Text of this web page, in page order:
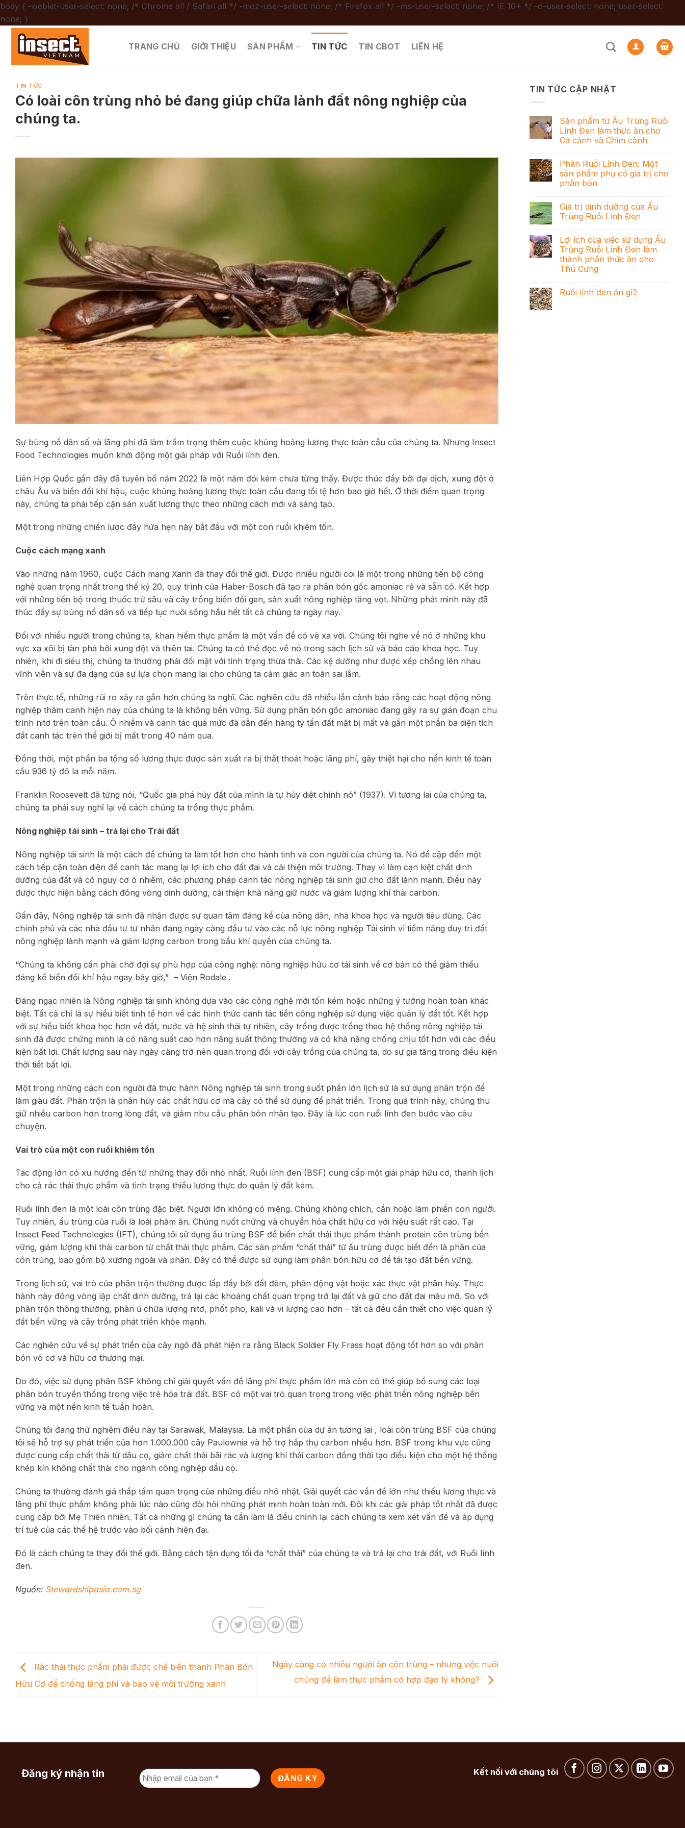
body { -webkit-user-select: none; /* Chrome all / Safari all */ -moz-user-select: none; /* Firefox all */ -ms-user-select: none; /* IE 10+ */ -o-user-select: none; user-select:
none; }
đến
nội
dung
TRANG CHỦ GIỚI THIỆU SẢN PHẨM TIN TỨC TIN CBOT LIÊN HỆ
TIN TỨC
Có loài côn trùng nhỏ bé đang giúp chữa lành đất nông nghiệp của
chúng ta.
Sự bùng nổ dân số và lãng phí đã làm trầm trọng thêm cuộc khủng hoảng lương thực toàn cầu của chúng ta. Nhưng Insect
Food Technologies muốn khởi động một giải pháp với Ruồi lính đen.
Liên Hợp Quốc gần đây đã tuyên bố năm 2022 là một năm đói kém chưa từng thấy. Được thúc đẩy bởi đại dịch, xung đột ở
châu Âu và biến đổi khí hậu, cuộc khủng hoảng lương thực toàn cầu đang tồi tệ hơn bao giờ hết. Ở thời điểm quan trọng
này, chúng ta phải tiếp cận sản xuất lương thực theo những cách mới và sáng tạo.
Một trong những chiến lược đầy hứa hẹn này bắt đầu với một con ruồi khiêm tốn.
Cuộc cách mạng xanh
Vào những năm 1960, cuộc Cách mạng Xanh đã thay đổi thế giới. Được nhiều người coi là một trong những tiến bộ công
nghệ quan trọng nhất trong thế kỷ 20, quy trình của Haber-Bosch đã tạo ra phân bón gốc amoniac rẻ và sẵn có. Kết hợp
với những tiến bộ trong thuốc trừ sâu và cây trồng biến đổi gen, sản xuất nông nghiệp tăng vọt. Những phát minh này đã
thúc đẩy sự bùng nổ dân số và tiếp tục nuôi sống hầu hết tất cả chúng ta ngày nay.
Đối với nhiều người trong chúng ta, khan hiếm thực phẩm là một vấn đề có vẻ xa vời. Chúng tôi nghe về nó ở những khu
vực xa xôi bị tàn phá bởi xung đột và thiên tai. Chúng ta có thể đọc về nó trong sách lịch sử và báo cáo khoa học. Tuy
nhiên, khi đi siêu thị, chúng ta thường phải đối mặt với tình trạng thừa thãi. Các kệ dường như được xếp chồng lên nhau
vĩnh viễn và sự đa dạng của sự lựa chọn mang lại cho chúng ta cảm giác an toàn sai lầm.
Trên thực tế, những rủi ro xảy ra gần hơn chúng ta nghĩ. Các nghiên cứu đã nhiều lần cảnh báo rằng các hoạt động nông
nghiệp thâm canh hiện nay của chúng ta là không bền vững. Sử dụng phân bón gốc amoniac đang gây ra sự gián đoạn chu
trình nitơ trên toàn cầu. Ô nhiễm và canh tác quá mức đã dẫn đến hàng tỷ tấn đất mặt bị mất và gần một phần ba diện tích
đất canh tác trên thế giới bị mất trong 40 năm qua.
Đồng thời, một phần ba tổng số lương thực được sản xuất ra bị thất thoát hoặc lãng phí, gây thiệt hại cho nền kinh tế toàn
cầu 936 tỷ đô la mỗi năm.
Franklin Roosevelt đã từng nói, “Quốc gia phá hủy đất của mình là tự hủy diệt chính nó” (1937). Vì tương lai của chúng ta,
chúng ta phải suy nghĩ lại về cách chúng ta trồng thực phẩm.
Nông nghiệp tái sinh – trả lại cho Trái đất
Nông nghiệp tái sinh là một cách để chúng ta làm tốt hơn cho hành tinh và con người của chúng ta. Nó đề cập đến một
cách tiếp cận toàn diện để canh tác mang lại lợi ích cho đất đai và cải thiện môi trường. Thay vì làm cạn kiệt chất dinh
dưỡng của đất và có nguy cơ ô nhiễm, các phương pháp canh tác nông nghiệp tái sinh giữ cho đất lành mạnh. Điều này
được thực hiện bằng cách đóng vòng dinh dưỡng, cải thiện khả năng giữ nước và giảm lượng khí thải carbon.
Gần đây, Nông nghiệp tái sinh đã nhận được sự quan tâm đáng kể của nông dân, nhà khoa học và người tiêu dùng. Các
chính phủ và các nhà đầu tư tư nhân đang ngày càng đầu tư vào các nỗ lực nông nghiệp Tái sinh vì tiềm năng duy trì đất
nông nghiệp lành mạnh và giảm lượng carbon trong bầu khí quyển của chúng ta.
“Chúng ta không cần phải chờ đợi sự phù hợp của công nghệ: nông nghiệp hữu cơ tái sinh về cơ bản có thể giảm thiểu
đáng kể biến đổi khí hậu ngay bây giờ,” – Viện Rodale .
Đáng ngạc nhiên là Nông nghiệp tái sinh không dựa vào các công nghệ mới tốn kém hoặc những ý tưởng hoàn toàn khác
biệt. Tất cả chỉ là sự hiểu biết tinh tế hơn về các hình thức canh tác tiền công nghiệp sử dụng việc quản lý đất tốt. Kết hợp
với sự hiểu biết khoa học hơn về đất, nước và hệ sinh thái tự nhiên, cây trồng được trồng theo hệ thống nông nghiệp tái
sinh đã được chứng minh là có năng suất cao hơn năng suất thông thường và có khả năng chống chịu tốt hơn với các điều
kiện bất lợi. Chất lượng sau này ngày càng trở nên quan trọng đối với cây trồng của chúng ta, do sự gia tăng trong điều kiện
thời tiết bất lợi.
Một trong những cách con người đã thực hành Nông nghiệp tái sinh trong suốt phần lớn lịch sử là sử dụng phân trộn để
làm giàu đất. Phân trộn là phân hủy các chất hữu cơ mà cây có thể sử dụng để phát triển. Trong quá trình này, chúng thu
giữ nhiều carbon hơn trong lòng đất, và giảm nhu cầu phân bón nhân tạo. Đây là lúc con ruồi lính đen bước vào câu
chuyện.
Vai trò của một con ruồi khiêm tốn
Tác động lớn có xu hướng đến từ những thay đổi nhỏ nhất. Ruồi lính đen (BSF) cung cấp một giải pháp hữu cơ, thanh lịch
cho cả rác thải thực phẩm và tình trạng thiếu lương thực do quản lý đất kém.
Ruồi lính đen là một loài côn trùng đặc biệt. Người lớn không có miệng. Chúng không chích, cắn hoặc làm phiền con người.
Tuy nhiên, ấu trùng của ruồi là loài phàm ăn. Chúng nuốt chửng và chuyển hóa chất hữu cơ với hiệu suất rất cao. Tại
Insect Feed Technologies (IFT), chúng tôi sử dụng ấu trùng BSF để biến chất thải thực phẩm thành protein côn trùng bền
vững, giảm lượng khí thải carbon từ chất thải thực phẩm. Các sản phẩm “chất thải” từ ấu trùng được biết đến là phân của
côn trùng, bao gồm bộ xương ngoài và phân. Đây có thể được sử dụng làm phân bón hữu cơ để tái tạo đất bền vững.
Trong lịch sử, vai trò của phân trộn thường được lấp đầy bởi đất đêm, phân động vật hoặc xác thực vật phân hủy. Thực
hành này đóng vòng lặp chất dinh dưỡng, trả lại các khoáng chất quan trọng trở lại đất và giữ cho đất đai màu mỡ. So với
phân trộn thông thường, phân ủ chứa lượng nitơ, phốt pho, kali và vi lượng cao hơn – tất cả đều cần thiết cho việc quản lý
đất bền vững và cây trồng phát triển khỏe mạnh.
Các nghiên cứu về sự phát triển của cây ngô đã phát hiện ra rằng Black Soldier Fly Frass hoạt động tốt hơn so với phân
bón vô cơ và hữu cơ thương mại.
Do đó, việc sử dụng phân BSF không chỉ giải quyết vấn đề lãng phí thực phẩm lớn mà còn có thể giúp bổ sung các loại
phân bón truyền thống trong việc trẻ hóa trái đất. BSF có một vai trò quan trọng trong việc phát triển nông nghiệp bền
vững và một nền kinh tế tuần hoàn.
Chúng tôi đang thử nghiệm điều này tại Sarawak, Malaysia. Là một phần của dự án tương lai , loài côn trùng BSF của chúng
tôi sẽ hỗ trợ sự phát triển của hơn 1.000.000 cây Paulownia và hỗ trợ hấp thụ carbon nhiều hơn. BSF trong khu vực cũng
được cung cấp chất thải từ dầu cọ, giảm chất thải bãi rác và lượng khí thải carbon đồng thời tạo điều kiện cho một hệ thống
khép kín không chất thải cho ngành công nghiệp dầu cọ.
Chúng ta thường đánh giá thấp tầm quan trọng của những điều nhỏ nhặt. Giải quyết các vấn đề lớn như thiếu lương thực và
lãng phí thực phẩm không phải lúc nào cũng đòi hỏi những phát minh hoàn toàn mới. Đôi khi các giải pháp tốt nhất đã được
cung cấp bởi Mẹ Thiên nhiên. Tất cả những gì chúng ta cần làm là điều chỉnh lại cách chúng ta xem xét vấn đề và áp dụng
trí tuệ của các thế hệ trước vào bối cảnh hiện đại.
Đó là cách chúng ta thay đổi thế giới. Bằng cách tận dụng tối đa “chất thải” của chúng ta và trả lại cho trái đất, với Ruồi lính
đen.
Nguồn: Stewardshipasia.com.sg
Rác thải thực phẩm phải được chế biến thành Phân Bón
Hữu Cơ để chống lãng phí và bảo vệ môi trường xanh
Ngày càng có nhiều người ăn côn trùng – nhưng việc nuôi
chúng để làm thực phẩm có hợp đạo lý không?
TIN TỨC CẬP NHẬT
Sản phẩm từ Ấu Trùng Ruồi
Lính Đen làm thức ăn cho
Cá cảnh và Chim cảnh
Phân Ruồi Lính Đen: Một
sản phẩm phụ có giá trị cho
phân bón
Giá trị dinh dưỡng của Ấu
Trùng Ruồi Lính Đen
Lợi ích của việc sử dụng Ấu
Trùng Ruồi Lính Đen làm
thành phần thức ăn cho
Thú Cưng
Ruồi lính đen ăn gì?
Đăng ký nhận tin Kết nối với chúng tôi